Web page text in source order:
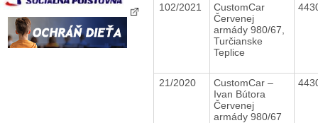
102/2021
CustomCar
Červenej
armády 980/67,
Turčianske
Teplice
21/2020
CustomCar –
Ivan Bútora
Červenej
armády 980/67